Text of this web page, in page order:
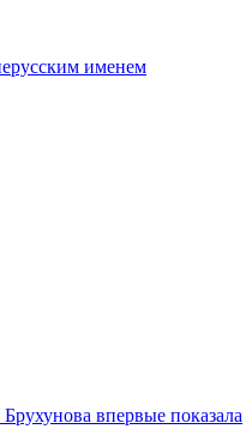
именем
впервые показала